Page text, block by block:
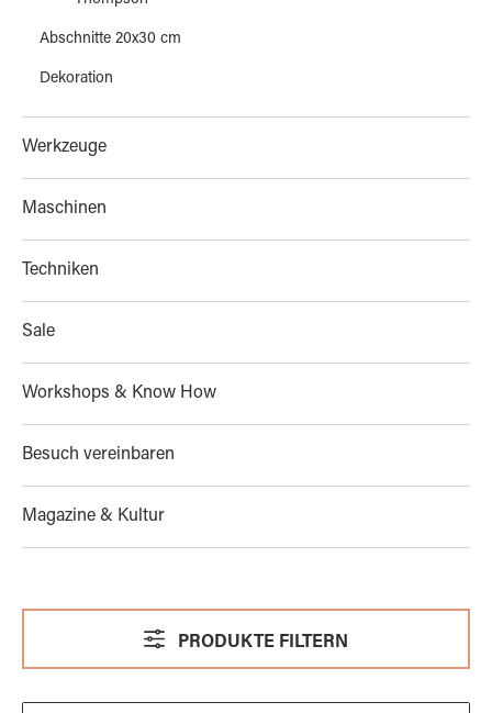
Abschnitte 20x30 cm
Dekoration
Werkzeuge
Maschinen
Techniken
Sale
Workshops & Know How
Besuch vereinbaren
Magazine & Kultur
PRODUKTE FILTERN